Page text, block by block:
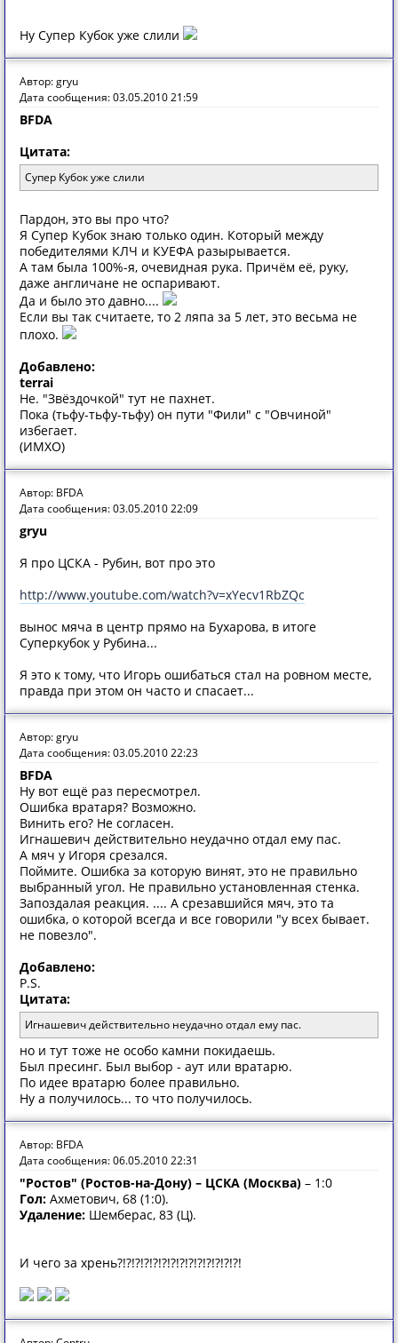
Ну Супер Кубок уже слили
Автор: gryu
Дата сообщения: 03.05.2010 21:59
BFDA
Цитата:
Супер Кубок уже слили
Пардон, это вы про что?
Я Супер Кубок знаю только один. Который между
победителями КЛЧ и КУЕФА разырывается.
А там была 100%-я, очевидная рука. Причём её, руку,
даже англичане не оспаривают.
Да и было это давно....
Если вы так считаете, то 2 ляпа за 5 лет, это весьма не
плохо.
Добавлено:
terrai
Не. "Звёздочкой" тут не пахнет.
Пока (тьфу-тьфу-тьфу) он пути "Фили" с "Овчиной"
избегает.
(ИМХО)
Автор: BFDA
Дата сообщения: 03.05.2010 22:09
gryu
Я про ЦСКА - Рубин, вот про это
http://www.youtube.com/watch?v=xYecv1RbZQc
вынос мяча в центр прямо на Бухарова, в итоге
Суперкубок у Рубина...
Я это к тому, что Игорь ошибаться стал на ровном месте,
правда при этом он часто и спасает...
Автор: gryu
Дата сообщения: 03.05.2010 22:23
BFDA
Ну вот ещё раз пересмотрел.
Ошибка вратаря? Возможно.
Винить его? Не согласен.
Игнашевич действительно неудачно отдал ему пас.
А мяч у Игоря срезался.
Поймите. Ошибка за которую винят, это не правильно
выбранный угол. Не правильно установленная стенка.
Запоздалая реакция. .... А срезавшийся мяч, это та
ошибка, о которой всегда и все говорили "у всех бывает.
не повезло".
Добавлено:
P.S.
Цитата:
Игнашевич действительно неудачно отдал ему пас.
но и тут тоже не особо камни покидаешь.
Был пресинг. Был выбор - аут или вратарю.
По идее вратарю более правильно.
Ну а получилось... то что получилось.
Автор: BFDA
Дата сообщения: 06.05.2010 22:31
"Ростов" (Ростов-на-Дону) – ЦСКА (Москва) – 1:0
Гол: Ахметович, 68 (1:0).
Удаление: Шемберас, 83 (Ц).
И чего за хрень?!?!?!?!?!?!?!?!?!?!?!?!?!?!